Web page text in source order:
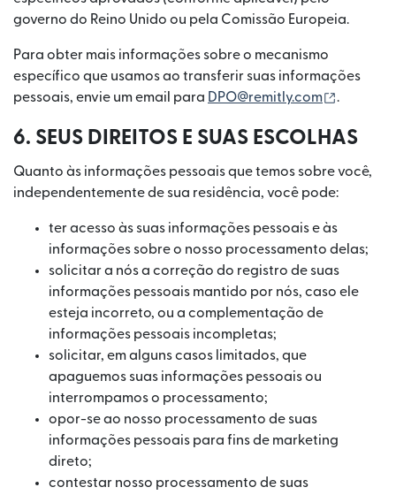
governo do Reino Unido ou pela Comissão Europeia.
Para obter mais informações sobre o mecanismo
específico que usamos ao transferir suas informações
pessoais, envie um email para DPO@remitly.com .
6. SEUS DIREITOS E SUAS ESCOLHAS
Quanto às informações pessoais que temos sobre você,
independentemente de sua residência, você pode:
ter acesso às suas informações pessoais e às
informações sobre o nosso processamento delas;
solicitar a nós a correção do registro de suas
informações pessoais mantido por nós, caso ele
esteja incorreto, ou a complementação de
informações pessoais incompletas;
solicitar, em alguns casos limitados, que
apaguemos suas informações pessoais ou
interrompamos o processamento;
opor-se ao nosso processamento de suas
informações pessoais para fins de marketing
direto;
contestar nosso processamento de suas